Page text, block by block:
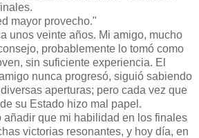
mayor provecho."
unos veinte años. Mi amigo, mucho
probablemente lo tomó como
sin suficiente experiencia. El
nunca progresó, siguió sabiendo
aperturas; pero cada vez que
su Estado hizo mal papel.
añadir que mi habilidad en los finales
victorias resonantes, y hoy día, en